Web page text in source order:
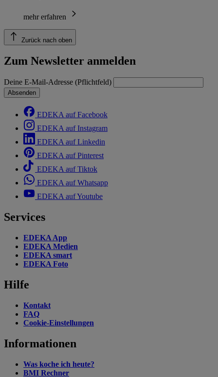
mehr erfahren
Zurück nach oben
Zum Newsletter anmelden
Deine E-Mail-Adresse (Pflichtfeld)
Absenden
EDEKA auf Facebook
EDEKA auf Instagram
EDEKA auf Linkedin
EDEKA auf Pinterest
EDEKA auf Tiktok
EDEKA auf Whatsapp
EDEKA auf Youtube
Services
EDEKA App
EDEKA Medien
EDEKA smart
EDEKA Foto
Hilfe
Kontakt
FAQ
Cookie-Einstellungen
Informationen
Was koche ich heute?
BMI Rechner